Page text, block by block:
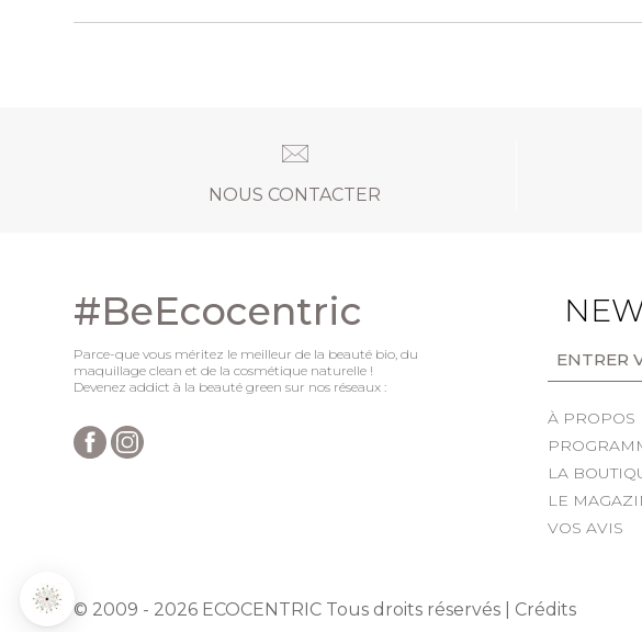
NOUS CONTACTER
#BeEcocentric
Parce-que vous méritez le meilleur de la beauté bio, du
maquillage clean et de la cosmétique naturelle !
Devenez addict à la beauté green sur nos réseaux :
À PROPOS
LA
LE
VOS AVIS
© 2009 - 2026 ECOCENTRIC Tous droits réservés | Crédits
Notre plateforme vous permet d'adapter et de gérer vos paramètres de